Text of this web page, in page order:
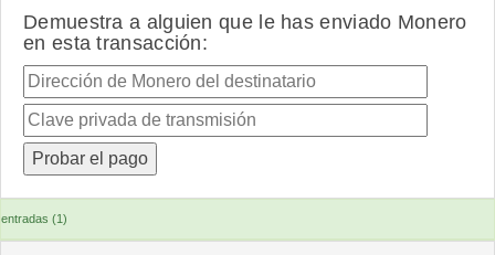
Demuestra a alguien que le has enviado Monero
en esta transacción:
entradas (1)